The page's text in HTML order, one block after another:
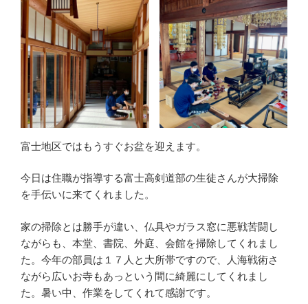
富士地区ではもうすぐお盆を迎えます。
今日は住職が指導する富士高剣道部の生徒さんが大掃除
を手伝いに来てくれました。
家の掃除とは勝手が違い、仏具やガラス窓に悪戦苦闘し
ながらも、本堂、書院、外庭、会館を掃除してくれまし
た。今年の部員は１７人と大所帯ですので、人海戦術さ
ながら広いお寺もあっという間に綺麗にしてくれまし
た。暑い中、作業をしてくれて感謝です。